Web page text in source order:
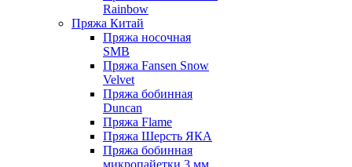
Rainbow
Пряжа Китай
Пряжа носочная
SMB
Пряжа Fansen Snow
Velvet
Пряжа бобинная
Duncan
Пряжа Flame
Пряжа Шерсть ЯКА
Пряжа бобинная
микропайетки 3 мм